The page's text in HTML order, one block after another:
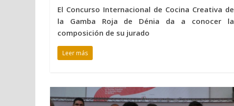
El Concurso Internacional de Cocina Creativa de
la Gamba Roja de Dénia da a conocer la
composición de su jurado
Leer más